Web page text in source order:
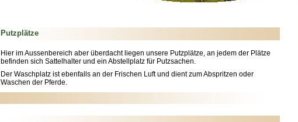
Putzplätze
Hier im Aussenbereich aber überdacht liegen unsere Putzplätze, an jedem der Plätze
befinden sich Sattelhalter und ein Abstellplatz für Putzsachen.
Der Waschplatz ist ebenfalls an der Frischen Luft und dient zum Abspritzen oder
Waschen der Pferde.